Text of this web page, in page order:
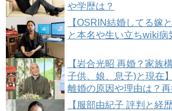
や学歴は？
【OSRIN結婚してる嫁
と本名や生い立ちwiki病
【岩合光昭 再婚？家族
子供、娘、息子)と現在
離婚の原因や理由は？
【服部由紀子 評判と経